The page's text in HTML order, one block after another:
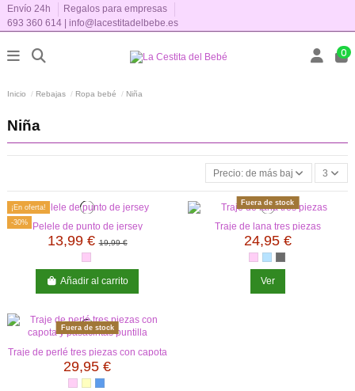
Envío 24h
Regalos para empresas
693 360 614 | info@lacestitadelbebe.es
0
Inicio Rebajas Ropa bebé Niña
Niña
Precio: de más bajo a más alto
3
¡En oferta!
-30%
Pelele de punto de jersey
13,99 €19,99 €
Añadir al carrito
Fuera de stock
Traje de lana tres piezas
24,95 €
Ver
Fuera de stock
Traje de perlé tres piezas con capota
y pasacintas puntilla
29,95 €